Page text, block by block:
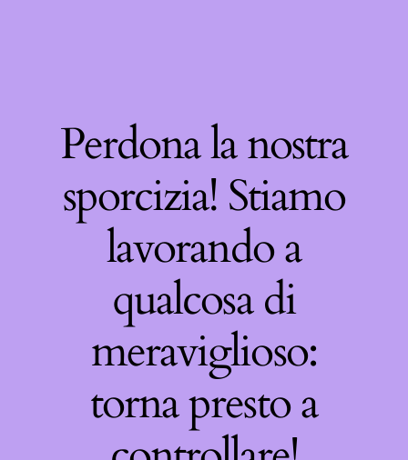
Perdona la nostra
sporcizia! Stiamo
lavorando a
qualcosa di
meraviglioso:
torna presto a